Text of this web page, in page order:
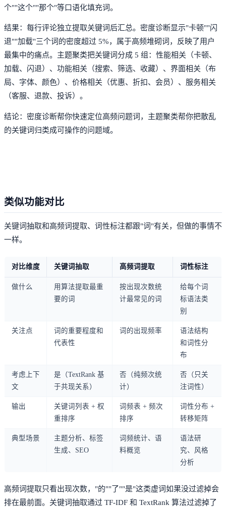
个""这个""那个"等口语化填充词。
结果：每行评论独立提取关键词后汇总。密度诊断显示"卡顿""闪
退""加载"三个词的密度超过 5%，属于高频堆砌词，反映了用户
最集中的痛点。主题聚类把关键词分成 5 组：性能相关（卡顿、
加载、闪退）、功能相关（搜索、筛选、收藏）、界面相关（布
局、字体、颜色）、价格相关（优惠、折扣、会员）、服务相关
（客服、退款、投诉）。
结论：密度诊断帮你快速定位高频问题词，主题聚类帮你把散乱
的关键词归类成可操作的问题域。
类似功能对比
关键词抽取和高频词提取、词性标注都跟"词"有关，但做的事情不
一样。
对比维度 关键词抽取 高频词提取 词性标注
做什么
用算法提取最重
要的词
按出现次数统
计最常见的词
给每个词
标语法类
别
关注点
词的重要程度和
代表性
词的出现频率
语法结构
和词性分
布
考虑上下
文
是（TextRank 基
于共现关系）
否（纯频次统
计）
否（只关
注词性）
输出
关键词列表 + 权
重排序
词频表 + 频次
排序
词性分布 +
转移矩阵
典型场景
主题分析、标签
生成、SEO
词频统计、语
料概览
语法研
究、风格
分析
高频词提取只看出现次数，"的""了""是"这类虚词如果没过滤掉会
排在最前面。关键词抽取通过 TF-IDF 和 TextRank 算法过滤掉了